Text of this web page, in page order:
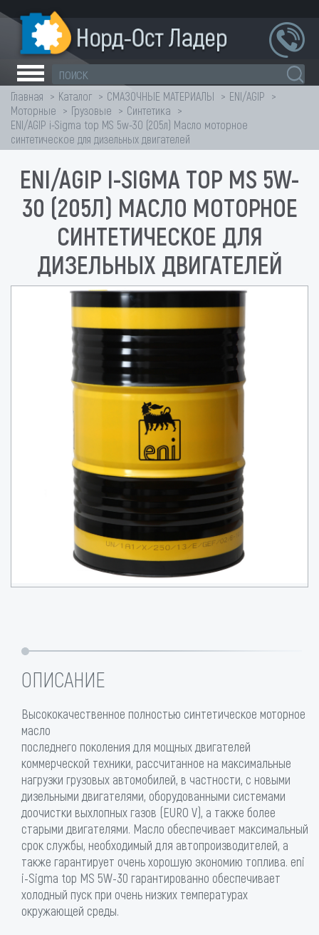
Главная Каталог СМАЗОЧНЫЕ МАТЕРИАЛЫ
ENI/AGIP
Моторные
Грузовые
Синтетика
ENI/AGIP i-Sigma top MS 5w-30 (205л) Масло моторное
синтетическое для дизельных двигателей
ENI/AGIP I-SIGMA TOP MS 5W-
30 (205Л) МАСЛО МОТОРНОЕ
СИНТЕТИЧЕСКОЕ ДЛЯ
ДИЗЕЛЬНЫХ ДВИГАТЕЛЕЙ
ОПИСАНИЕ
Высококачественное полностью синтетическое моторное
масло
последнего поколения для мощных двигателей
коммерческой техники, рассчитанное на максимальные
нагрузки грузовых автомобилей, в частности, с новыми
дизельными двигателями, оборудованными системами
доочистки выхлопных газов (EURO V), а также более
старыми двигателями. Масло обеспечивает максимальный
срок службы, необходимый для автопроизводителей, а
также гарантирует очень хорошую экономию топлива. eni
i-Sigma top MS 5W-30 гарантированно обеспечивает
холодный пуск при очень низких температурах
окружающей среды.